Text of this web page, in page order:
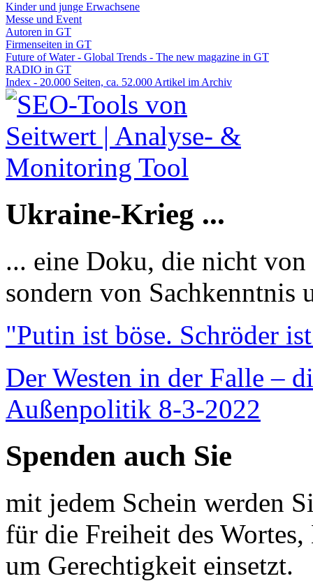
Kinder und junge Erwachsene
Messe und Event
Autoren in GT
Firmenseiten in GT
Future of Water - Global Trends - The new magazine in GT
RADIO in GT
Index - 20.000 Seiten, ca. 52.000 Artikel im Archiv
Ukraine-Krieg ...
... eine Doku, die nicht
sondern von Sachkenntnis
"Putin ist böse. Schröder
Der Westen in der Falle –
Außenpolitik 8-3-2022
Spenden auch Sie
mit jedem Schein werden
für die Freiheit des
um Gerechtigkeit einsetzt.